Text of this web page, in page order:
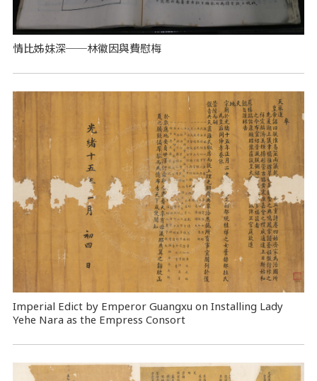
情比姊妹深──林徽因與費慰梅
Imperial Edict by Emperor Guangxu on Installing Lady
Yehe Nara as the Empress Consort